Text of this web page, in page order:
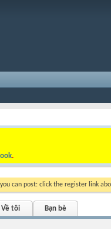
.
can post: click the register link
Về tôi Bạn bè